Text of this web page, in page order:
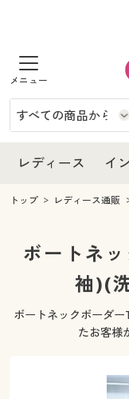
商品を探す
レディース
レディースファッシ
女性下着
インナー・下着
インナー・下着通販
女性下着
メンズ下着
ジュニア・ティーン
メンズ
メンズ通販すべて
メンズファッション
家電・雑貨
家電・雑貨すべて
キッチン・雑貨・日
寝具・インテリ
寝具・インテリア
美容・健康
美容・健康通販すべ
制服・スクール
レディース イ
レディース
レディース通販すべ
レディースファッシ
インナー・下着
インナー・下着通販
ジュニア・ティーン
メンズ
メンズ下着
キッチン・雑貨・日
寝具・インテリア
家具・収納
美容・健康
美容・健康通販すべて
制服・スクール
トップ レディース通販
ボートネ
袖)(
ボートネックボーダ
たお客様